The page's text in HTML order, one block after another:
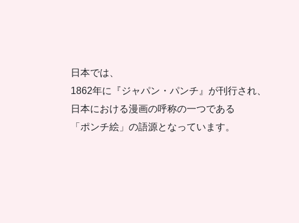
日本では、
1862年に『ジャパン・パンチ』が刊行され、
日本における漫画の呼称の一つである
「ポンチ絵」の語源となっています。